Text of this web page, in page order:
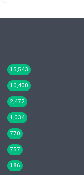
15,543
10,400
2,472
1,034
770
757
186